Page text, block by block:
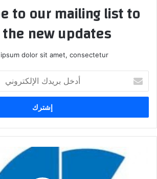
to our mailing list to
new updates!
dolor sit amet, consectetur.
بريدك
الإلكتروني